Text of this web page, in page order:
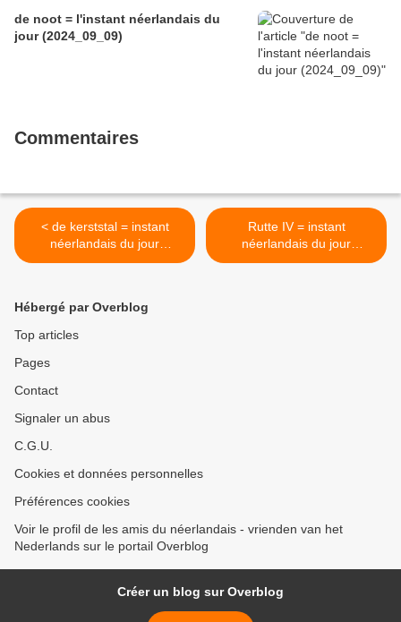
de noot = l'instant néerlandais du
jour (2024_09_09)
Commentaires
< de kerststal = instant
néerlandais du jour
(2021_12_17)
Rutte IV = instant
néerlandais du jour
(2022_01_04) >
Hébergé par Overblog
Top articles
Pages
Contact
Signaler un abus
C.G.U.
Cookies et données personnelles
Préférences cookies
Voir le profil de les amis du néerlandais - vrienden van het
Nederlands sur le portail Overblog
Créer un blog sur Overblog